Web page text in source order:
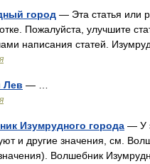
город — Эта статья или
Пожалуйста, улучшите
написания статей.
Лев — …
Изумрудного города — У
и другие значения, см.
Волшебник